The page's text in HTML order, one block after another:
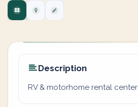
Description
RV & motorhome rental center